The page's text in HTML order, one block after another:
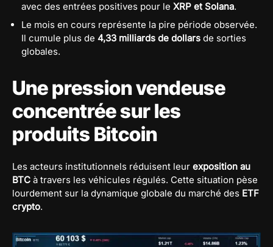
avec des entrées positives pour le XRP et Solana.
Le mois en cours représente la pire période observée.
Il cumule plus de 4,33 milliards de dollars de sorties
globales.
Une pression vendeuse
concentrée sur les
produits Bitcoin
Les acteurs institutionnels réduisent leur exposition au
BTC à travers les véhicules régulés. Cette situation pèse
lourdement sur la dynamique globale du marché des ETF
crypto.